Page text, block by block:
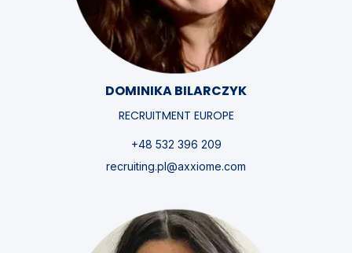
DOMINIKA BILARCZYK
RECRUITMENT EUROPE
+48 532 396 209
recruiting.pl@axxiome.com